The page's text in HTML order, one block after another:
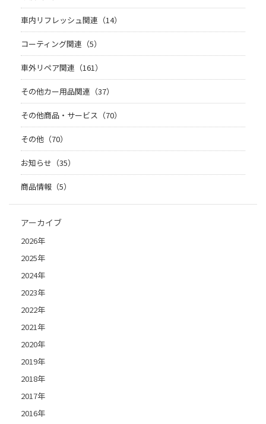
車内リフレッシュ関連（14）
コーティング関連（5）
車外リペア関連（161）
その他カー用品関連（37）
その他商品・サービス（70）
その他（70）
お知らせ（35）
商品情報（5）
アーカイブ
2026年
2025年
2024年
2023年
2022年
2021年
2020年
2019年
2018年
2017年
2016年